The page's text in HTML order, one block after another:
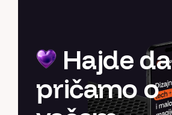
Hajde da
pričamo o